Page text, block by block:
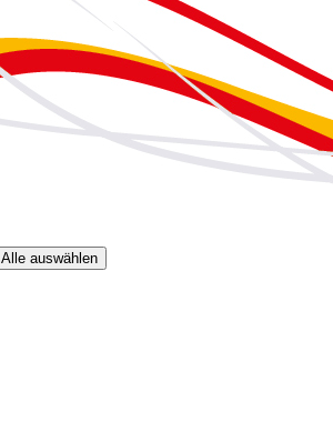
Alle auswählen